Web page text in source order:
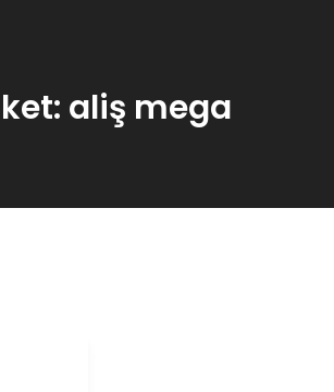
aliş mega